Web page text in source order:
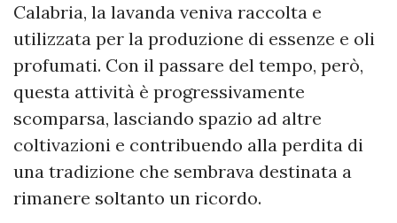
Calabria, la lavanda veniva raccolta e
utilizzata per la produzione di essenze e oli
profumati. Con il passare del tempo, però,
questa attività è progressivamente
scomparsa, lasciando spazio ad altre
coltivazioni e contribuendo alla perdita di
una tradizione che sembrava destinata a
rimanere soltanto un ricordo.